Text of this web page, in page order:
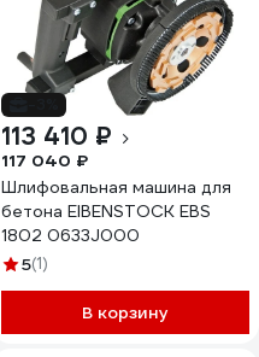
113 410 ₽
117 040 ₽
Шлифовальная машина для
бетона EIBENSTOCK EBS
1802 0633J000
5(1)
В корзину